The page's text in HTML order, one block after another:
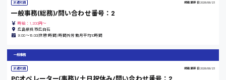
香川県
時給1100円〜
派遣社員 掲載更新日 2026/06/23
一般事務(総務)/問い合わせ番号：2
時給：1,200円～
広島県呉市広白石
9:00〜18:00(休憩1時間) 時間外労働月平均10時間
一般事務
派遣社員 掲載更新日 2026/06/23